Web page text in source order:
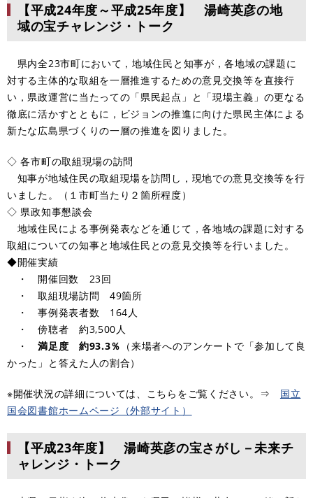
【平成24年度～平成25年度】 湯崎英彦の地
域の宝チャレンジ・トーク
県内全23市町において，地域住民と知事が，各地域の課題に
対する主体的な取組を一層推進するための意見交換等を直接行
い，県政運営に当たっての「県民起点」と「現場主義」の更なる
徹底に活かすとともに，ビジョンの推進に向けた県民主体による
新たな広島県づくりの一層の推進を図りました。
◇ 各市町の取組現場の訪問
知事が地域住民の取組現場を訪問し，現地での意見交換等を行
いました。（１市町当たり２箇所程度）
◇ 県政知事懇談会
地域住民による事例発表などを通じて，各地域の課題に対する
取組についての知事と地域住民との意見交換等を行いました。
◆開催実績
・ 開催回数 23回
・ 取組現場訪問 49箇所
・ 事例発表者数 164人
・ 傍聴者 約3,500人
・
満足度 約93.3％ （来場者へのアンケートで「参加して良
かった」と答えた人の割合）
※開催状況の詳細については、こちらをご覧ください。⇒ ​国立
国会図書館ホームページ（外部サイト）
【平成23年度】 湯崎英彦の宝さがし－未来チ
ャレンジ・トーク